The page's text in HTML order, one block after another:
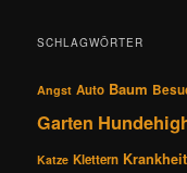
SCHLAGWÖRTER
Angst Auto Baum
Garten
Katze Klettern Krankheit